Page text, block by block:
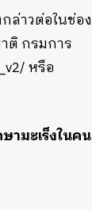
ล่าวต่อในช่อง
ติ กรมการ
หรือ
ามะเร็งในคน